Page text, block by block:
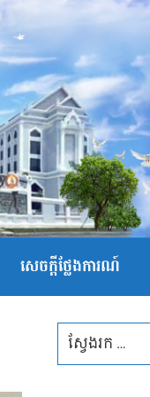
សេចក្ដីថ្លែងការណ៍